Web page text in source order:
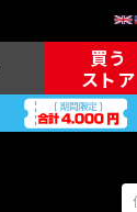
買う
ストア